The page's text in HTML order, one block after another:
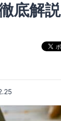
底解説